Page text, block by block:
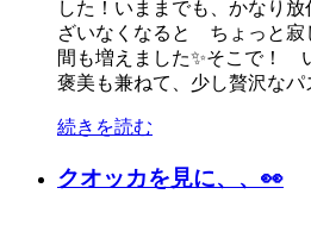
した！いままでも、かなり
ざいなくなると ちょっと寂
間も増えました✨そこで！
褒美も兼ねて、少し贅沢な
続きを読む
クオッカを見に、、👀